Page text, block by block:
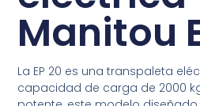
Manitou
La EP 20 es una transpaleta
capacidad de carga de 2000